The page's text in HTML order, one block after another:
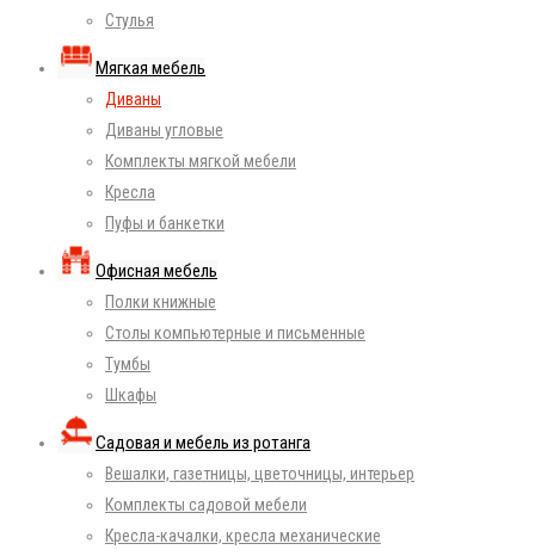
Стулья
Мягкая мебель
Диваны
Диваны угловые
Комплекты мягкой мебели
Кресла
Пуфы и банкетки
Офисная мебель
Полки книжные
Столы компьютерные и письменные
Тумбы
Шкафы
Садовая и мебель из ротанга
Вешалки, газетницы, цветочницы, интерьер
Комплекты садовой мебели
Кресла-качалки, кресла механические